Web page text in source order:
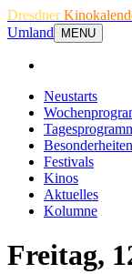
Dresdner
Umland
MENU
Neustarts
Besonderheiten
Festivals
Kinos
Aktuelles
Kolumne
Freitag,